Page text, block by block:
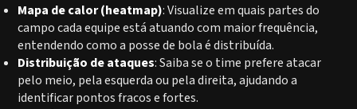
Mapa de calor (heatmap): Visualize em quais partes do
campo cada equipe está atuando com maior frequência,
entendendo como a posse de bola é distribuída.
Distribuição de ataques: Saiba se o time prefere atacar
pelo meio, pela esquerda ou pela direita, ajudando a
identificar pontos fracos e fortes.